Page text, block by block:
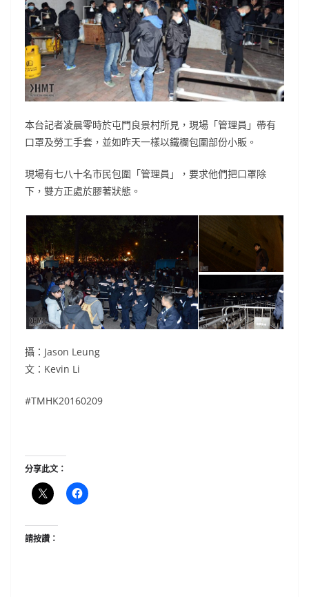
本台記者凌晨零時於屯門良景村所見，現場「管理員」帶有
口罩及勞工手套，並如昨天一樣以鐵欄包圍部份小販。
現場有七八十名市民包圍「管理員」，要求他們把口罩除
下，雙方正處於膠著狀態。
攝：Jason Leung
文：Kevin Li
#TMHK20160209
分享此文：
請按讚：